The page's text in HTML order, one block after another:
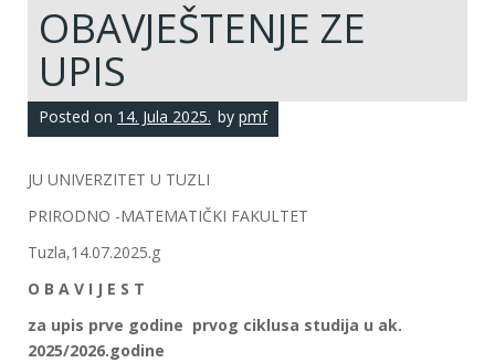
OBAVJEŠTENJE ZE
UPIS
Posted on 14. Jula 2025. by pmf
JU UNIVERZITET U TUZLI
PRIRODNO -MATEMATIČKI FAKULTET
Tuzla,14.07.2025.g
O B A V I J E S T
za upis prve godine prvog ciklusa studija u ak.
2025/2026.godine